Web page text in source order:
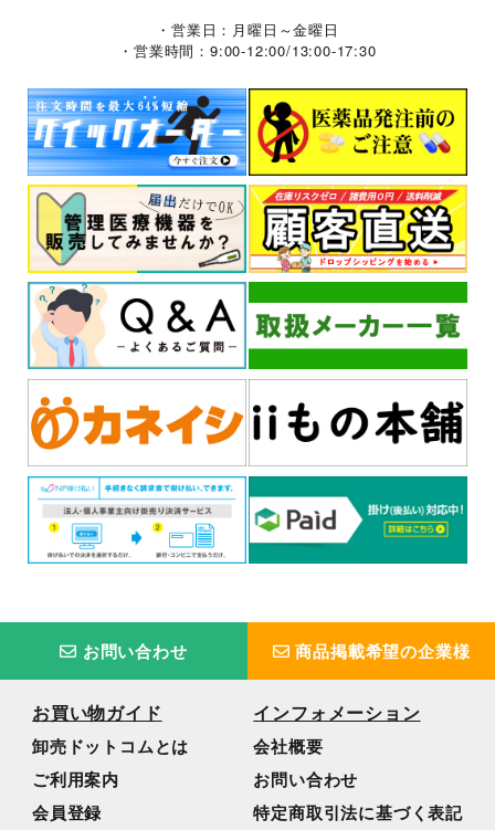
・営業日：月曜日～金曜日
・営業時間：9:00-12:00/13:00-17:30
お問い合わせ 商品掲載希望の企業様
お買い物ガイド
卸売ドットコムとは
ご利用案内
会員登録
インフォメーション
会社概要
お問い合わせ
特定商取引法に基づく表記